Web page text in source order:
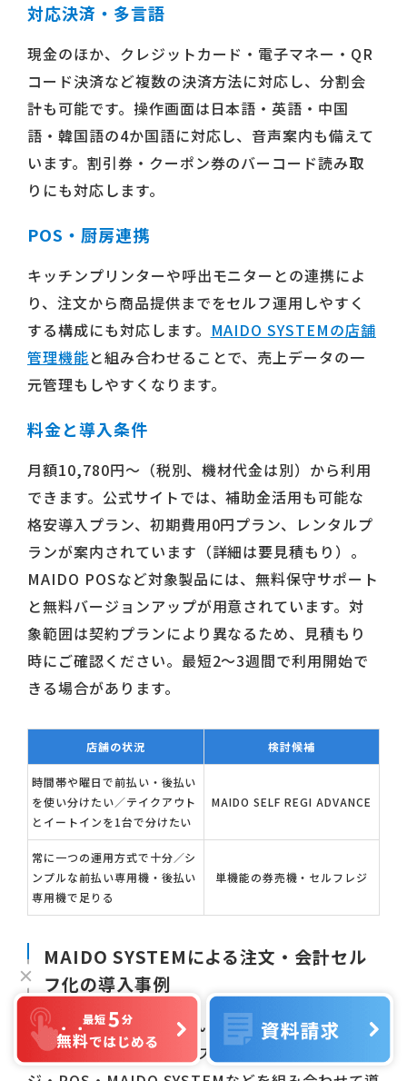
対応決済・多言語
現金のほか、クレジットカード・電子マネー・QR
コード決済など複数の決済方法に対応し、分割会
計も可能です。操作画面は日本語・英語・中国
語・韓国語の4か国語に対応し、音声案内も備えて
います。割引券・クーポン券のバーコード読み取
りにも対応します。
POS・厨房連携
キッチンプリンターや呼出モニターとの連携によ
り、注文から商品提供までをセルフ運用しやすく
する構成にも対応します。 MAIDO SYSTEMの店舗
管理機能と組み合わせることで、売上データの一
元管理もしやすくなります。
料金と導入条件
月額10,780円〜（税別、機材代金は別）から利用
できます。公式サイトでは、補助金活用も可能な
格安導入プラン、初期費用0円プラン、レンタルプ
ランが案内されています（詳細は要見積もり）。
MAIDO POSなど対象製品には、無料保守サポート
と無料バージョンアップが用意されています。対
象範囲は契約プランにより異なるため、見積もり
時にご確認ください。最短2〜3週間で利用開始で
きる場合があります。
店舗の状況 検討候補
時間帯や曜日で前払い・後払い
を使い分けたい／テイクアウト
とイートインを1台で分けたい
MAIDO SELF REGI ADVANCE
常に一つの運用方式で十分／シ
ンプルな前払い専用機・後払い
専用機で足りる
単機能の券売機・セルフレジ
MAIDO SYSTEMによる注文・会計セル
フ化の導入事例
公式サイトで公開されている実在の導入事例を紹
介します。いずれもセルフオーダー・セルフレ